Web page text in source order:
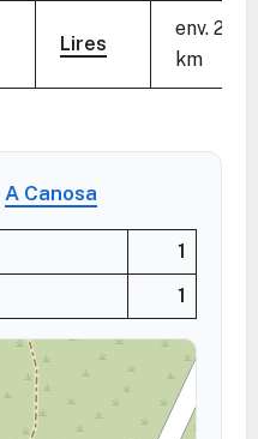
Lires
env. 2,1
km
A Canosa
1
1